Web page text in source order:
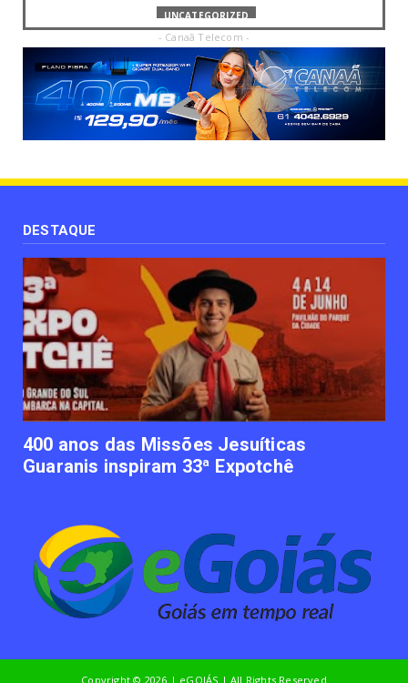
UNCATEGORIZED
Com mais da metade dos cargos de
liderança ocupados por mulh...
June 16, 2023
UNCATEGORIZED
Paisagismo valoriza imóvel e atrai clientes
UNCATEGORIZED
UNCATEGORIZED
Empresas apostam em iniciativas de
felicidade corporativa pa...
June 09, 2023
UNCATEGORIZED
Lawtech gaúcha ajuda advogados a
organizarem sua vida financ...
June 09, 2023
- Canaã Telecom -
DESTAQUE
400 anos das Missões Jesuíticas
Guaranis inspiram 33ª Expotchê
Copyright © 2026 | eGOIÁS | All Rights Reserved